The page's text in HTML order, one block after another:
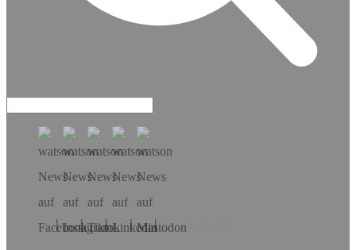
Hol dir die App!